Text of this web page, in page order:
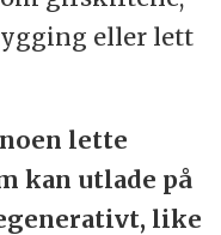
eller lett
lette
kan utlade på
like